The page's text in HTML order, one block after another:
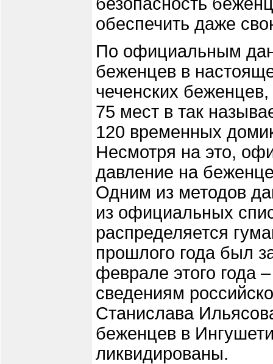
обеспечить даже
По официальным
беженцев в
чеченских
75 мест в так
120 временных
Несмотря на это,
давление на
Одним из методов
из официальных
распределяется
прошлого года был
феврале этого года
сведениям
Станислава
беженцев в
ликвидированы.